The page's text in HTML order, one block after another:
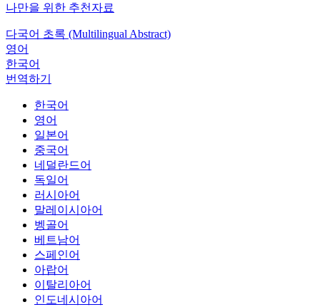
나만을 위한 추천자료
다국어 초록 (Multilingual Abstract)
영어
한국어
번역하기
한국어
영어
일본어
중국어
네덜란드어
독일어
러시아어
말레이시아어
벵골어
베트남어
스페인어
아랍어
이탈리아어
인도네시아어